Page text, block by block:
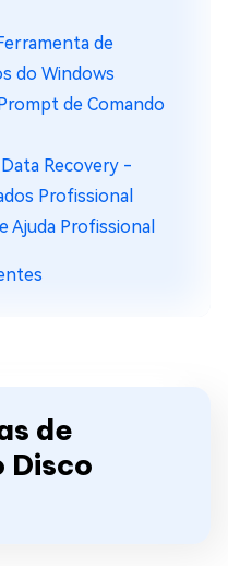
de
do Windows
de Comando
Recovery -
Profissional
Ajuda Profissional
de
Disco